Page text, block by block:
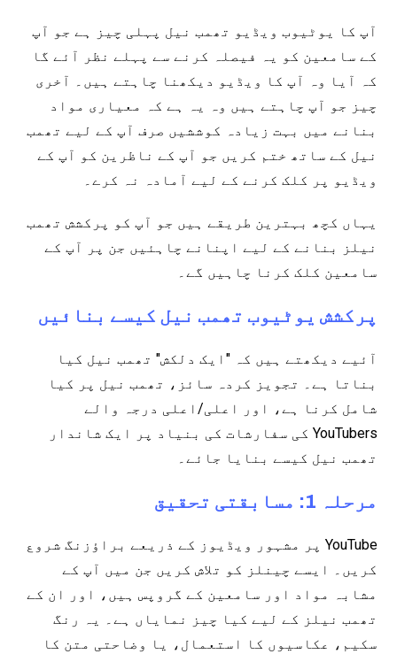
آپ کا یوٹیوب ویڈیو تھمب نیل پہلی چیز ہے جو آپ
کے سامعین کو یہ فیصلہ کرنے سے پہلے نظر آئے گا
کہ آیا وہ آپ کا ویڈیو دیکھنا چاہتے ہیں۔ آخری
چیز جو آپ چاہتے ہیں وہ یہ ہے کہ معیاری مواد
بنانے میں بہت زیادہ کوششیں صرف آپ کے لیے تھمب
نیل کے ساتھ ختم کریں جو آپ کے ناظرین کو آپ کے
ویڈیو پر کلک کرنے کے لیے آمادہ نہ کرے۔
یہاں کچھ بہترین طریقے ہیں جو آپ کو پرکشش تھمب
نیلز بنانے کے لیے اپنانے چاہئیں جن پر آپ کے
سامعین کلک کرنا چاہیں گے۔
پرکشش یوٹیوب تھمب نیل کیسے بنائیں
آئیے دیکھتے ہیں کہ "ایک دلکش" تھمب نیل کیا
بناتا ہے۔ تجویز کردہ سائز، تھمب نیل پر کیا
شامل کرنا ہے، اور اعلی/اعلی درجہ والے
YouTubers کی سفارشات کی بنیاد پر ایک شاندار
تھمب نیل کیسے بنایا جائے۔
مرحلہ 1: مسابقتی تحقیق
YouTube پر مشہور ویڈیوز کے ذریعے براؤزنگ شروع
کریں۔ ایسے چینلز کو تلاش کریں جن میں آپ کے
مشابہ مواد اور سامعین کے گروپس ہیں، اور ان کے
تھمب نیلز کے لیے کیا چیز نمایاں ہے۔ یہ رنگ
سکیم، عکاسیوں کا استعمال، یا وضاحتی متن کا